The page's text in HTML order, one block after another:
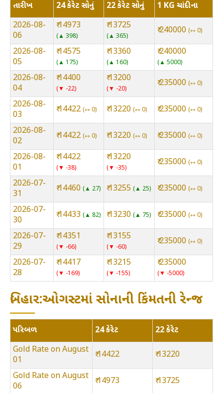
તારીખ 24 કેરેટ સોનું 22 કેરેટ સોનું
1 KG ચાંદીના
2026-08-
06
₹ 14973
▲ 398
₹ 13725
▲ 365
₹ 240000 ⇿ 0
2026-08-
05
₹ 14575
▲ 175
₹ 13360
▲ 160
₹ 240000
▲ 5000
2026-08-
04
₹ 14400
▼ -22
₹ 13200
▼ -20
₹ 235000 ⇿ 0
2026-08-
03
₹ 14422 ⇿ 0 ₹ 13220 ⇿ 0 ₹ 235000 ⇿ 0
2026-08-
02
₹ 14422 ⇿ 0 ₹ 13220 ⇿ 0 ₹ 235000 ⇿ 0
2026-08-
01
₹ 14422
▼ -38
₹ 13220
▼ -35
₹ 235000 ⇿ 0
2026-07-
31
₹ 14460 ▲ 27 ₹ 13255 ▲ 25 ₹ 235000 ⇿ 0
2026-07-
30
₹ 14433 ▲ 82 ₹ 13230 ▲ 75 ₹ 235000 ⇿ 0
2026-07-
29
₹ 14351
▼ -66
₹ 13155
▼ -60
₹ 235000 ⇿ 0
2026-07-
28
₹ 14417
▼ -169
₹ 13215
▼ -155
₹ 235000
▼ -5000
બિહાર:ઓગસ્ટમાં સોનાની કિંમતની રેન્જ
પરિબળ 24 કેરેટ
22 કેરેટ
Gold Rate on August
01
₹ 14422 ₹ 13220
Gold Rate on August
06
₹ 14973 ₹ 13725